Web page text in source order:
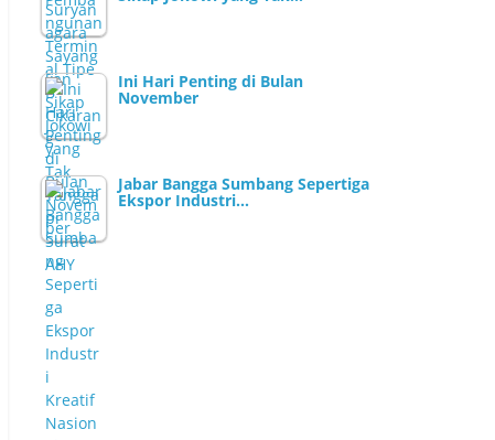
Ini Hari Penting di Bulan
November
Jabar Bangga Sumbang Sepertiga
Ekspor Industri…